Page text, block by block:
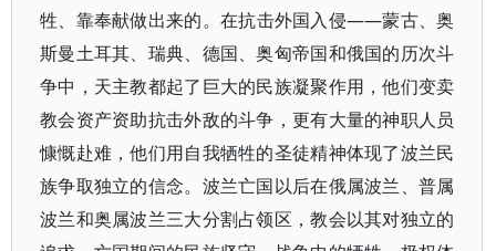
牲、靠奉献做出来的。在抗击外国入侵——蒙古、奥
斯曼土耳其、瑞典、德国、奥匈帝国和俄国的历次斗
争中，天主教都起了巨大的民族凝聚作用，他们变卖
教会资产资助抗击外敌的斗争，更有大量的神职人员
慷慨赴难，他们用自我牺牲的圣徒精神体现了波兰民
族争取独立的信念。波兰亡国以后在俄属波兰、普属
波兰和奥属波兰三大分割占领区，教会以其对独立的